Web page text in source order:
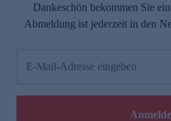
Dankeschön bekommen Sie
Abmeldung ist jederzeit in den
E-Mail-Adresse eingeben